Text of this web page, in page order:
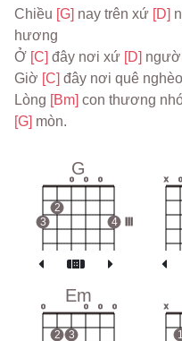
Chiều [G] nay trên xứ [D]
hương
Ở [C] đây nơi xứ [D]
Giờ [C] đây nơi quê
Lòng [Bm] con thương
[G] mòn.
G
3
2
o o o
4
x o
Em
o
2 3
o o o x
1